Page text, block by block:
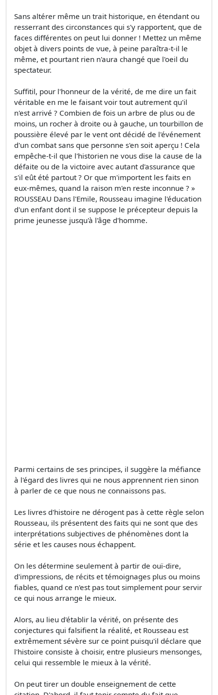
Sans altérer même un trait historique, en étendant ou
resserrant des circonstances qui s'y rapportent, que de
faces différentes on peut lui donner ! Mettez un même
objet à divers points de vue, à peine paraîtra-t-il le
même, et pourtant rien n'aura changé que l'oeil du
spectateur.
Suffitil, pour l'honneur de la vérité, de me dire un fait
véritable en me le faisant voir tout autrement qu'il
n'est arrivé ? Combien de fois un arbre de plus ou de
moins, un rocher à droite ou à gauche, un tourbillon de
poussière élevé par le vent ont décidé de l'événement
d'un combat sans que personne s'en soit aperçu ! Cela
empêche-t-il que l'historien ne vous dise la cause de la
défaite ou de la victoire avec autant d'assurance que
s'il eût été partout ? Or que m'importent les faits en
eux-mêmes, quand la raison m'en reste inconnue ? »
ROUSSEAU Dans l'Emile, Rousseau imagine l'éducation
d'un enfant dont il se suppose le précepteur depuis la
prime jeunesse jusqu'à l'âge d'homme.
Parmi certains de ses principes, il suggère la méfiance
à l'égard des livres qui ne nous apprennent rien sinon
à parler de ce que nous ne connaissons pas.
Les livres d'histoire ne dérogent pas à cette règle selon
Rousseau, ils présentent des faits qui ne sont que des
interprétations subjectives de phénomènes dont la
série et les causes nous échappent.
On les détermine seulement à partir de ouï-dire,
d'impressions, de récits et témoignages plus ou moins
fiables, quand ce n'est pas tout simplement pour servir
ce qui nous arrange le mieux.
Alors, au lieu d'établir la vérité, on présente des
conjectures qui falsifient la réalité, et Rousseau est
extrêmement sévère sur ce point puisqu'il déclare que
l'histoire consiste à choisir, entre plusieurs mensonges,
celui qui ressemble le mieux à la vérité.
On peut tirer un double enseignement de cette